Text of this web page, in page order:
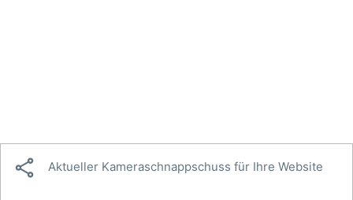
 Aktueller Kameraschnappschuss für Ihre Website